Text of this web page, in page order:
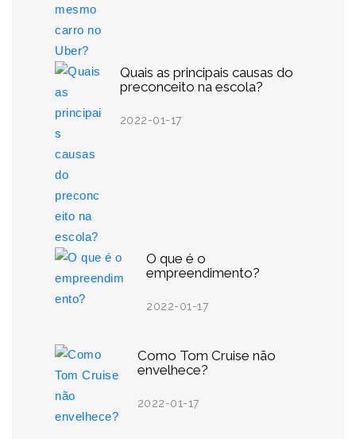
Quais as principais causas do
preconceito na escola?
2022-01-17
O que é o
empreendimento?
2022-01-17
Como Tom Cruise não
envelhece?
2022-01-17